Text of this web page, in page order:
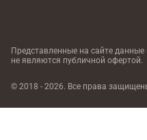
Представленные на сайте
не являются публичной офертой.
© 2018 - 2026. Все права